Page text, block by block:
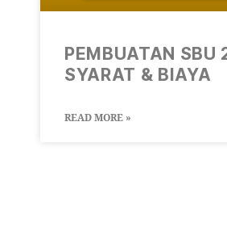
PEMBUATAN SBU
SYARAT & BIAYA
READ MORE »